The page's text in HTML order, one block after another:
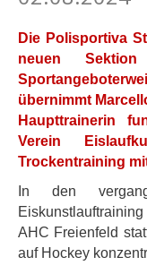
Die Polisportiva
neuen
Sportangebot
übernimmt
Haupttrainerin
Verein
Trockentraining
In den
AHC Freienfeld
auf Hockey